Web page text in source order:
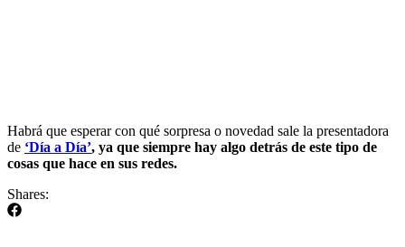
Habrá que esperar con qué sorpresa o novedad sale la presentadora
de ‘Día a Día’, ya que siempre hay algo detrás de este tipo de
cosas que hace en sus redes.
Shares: